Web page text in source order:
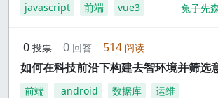
javascript 前端 vue3 兔子先
0 投票 0 回答 514 阅读
如何在科技前沿下构建去智环境并筛选
前端 android 数据库
运维